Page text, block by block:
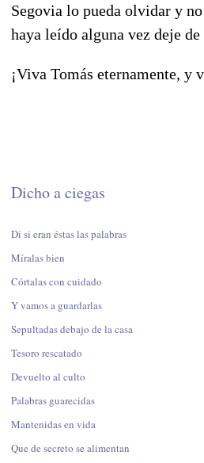
Segovia lo pueda olvidar y
haya leído alguna vez deje
¡Viva Tomás eternamente, y
Dicho a ciegas
Di si eran éstas las palabras
Míralas bien
Córtalas con cuidado
Y vamos a guardarlas
Sepultadas debajo de la casa
Tesoro rescatado
Devuelto al culto
Palabras guarecidas
Mantenidas en vida
Que de secreto se alimentan